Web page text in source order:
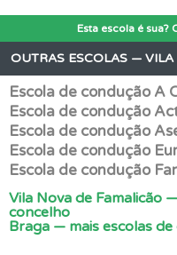
Esta escola é sua?
OUTRAS ESCOLAS —
Escola de condução A
Escola de condução
Escola de condução
Escola de condução
Escola de condução
Vila Nova de Famalicão
concelho
Braga — mais escolas